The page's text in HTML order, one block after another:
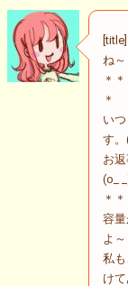
ね～
＊
＊
い
す
お
(o_
＊
容
よ
私
け